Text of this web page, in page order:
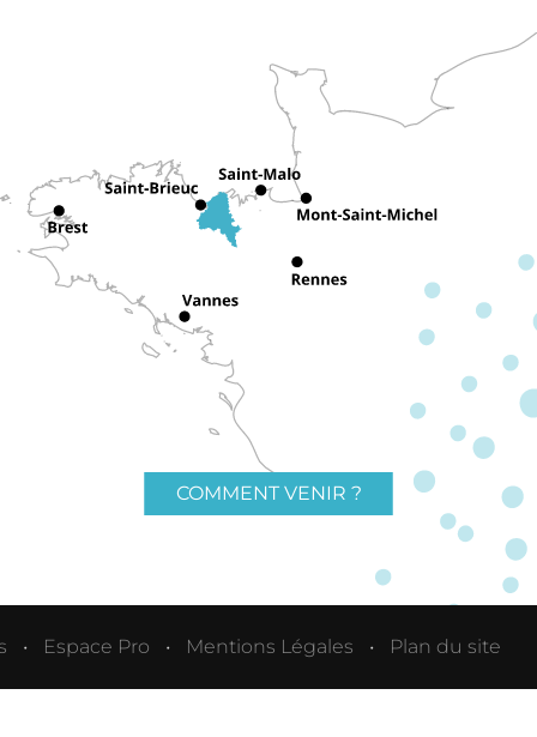
COMMENT VENIR ?
Espace Pro Mentions Légales Plan du site